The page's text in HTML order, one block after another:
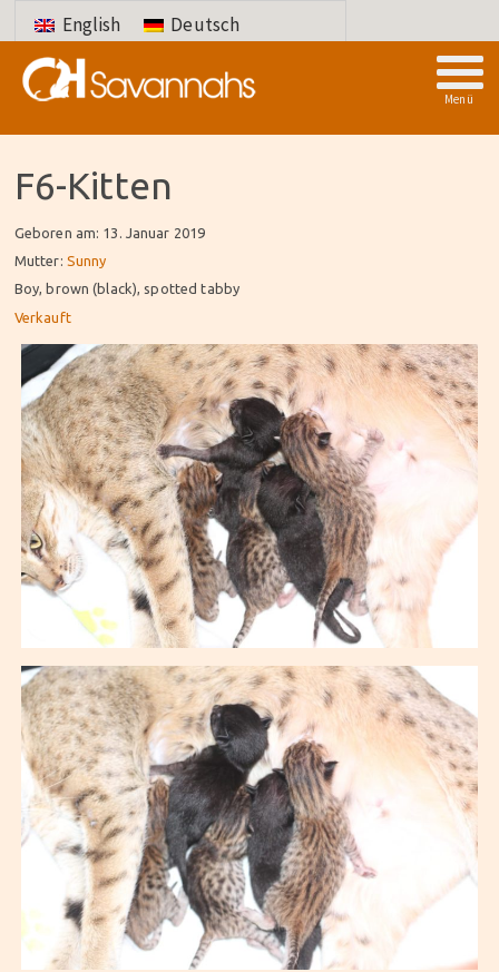
English
Deutsch
Telefon: +41 79 425 25 09
Menü
F6-Kitten
Geboren am: 13. Januar 2019
Mutter: Sunny
Boy, brown (black), spotted tabby
Verkauft